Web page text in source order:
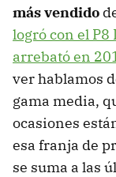
más vendido
logró con el P8
arrebató en
ver hablamos
gama media,
ocasiones
esa franja de
se suma a las